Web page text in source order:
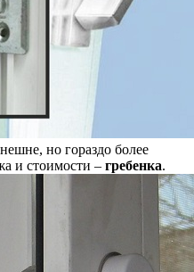
но гораздо более
и стоимости – гребенка.